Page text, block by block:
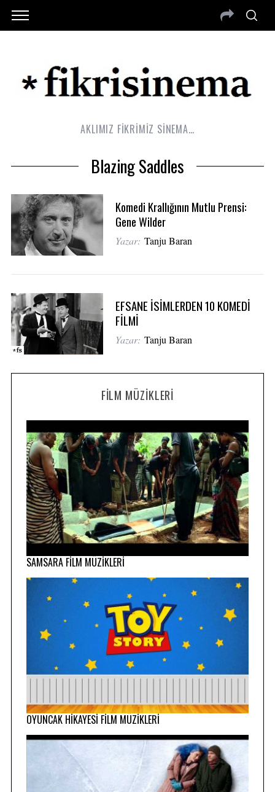
AKLIMIZ FİKRİMİZ SİNEMA…
Blazing Saddles
Komedi Krallığının Mutlu Prensi:
Gene Wilder
Yazar: Tanju Baran
EFSANE İSİMLERDEN 10 KOMEDİ
FİLMİ
Yazar: Tanju Baran
FILM MÜZIKLERI
SAMSARA FİLM MÜZİKLERİ
OYUNCAK HİKAYESİ FİLM MÜZİKLERİ